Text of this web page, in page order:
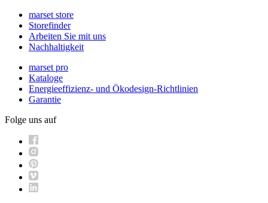
marset store
Storefinder
Arbeiten Sie mit uns
Nachhaltigkeit
marset pro
Kataloge
Energieeffizienz- und Ökodesign-Richtlinien
Garantie
Folge uns auf